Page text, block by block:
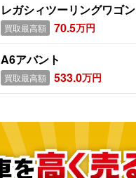
レガシィツーリングワゴン
買取最高額 70.5万円
A6アバント
買取最高額 533.0万円